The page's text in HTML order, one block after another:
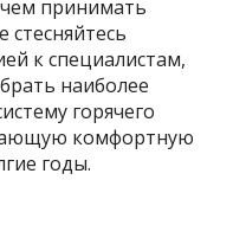
принимать
к специалистам,
наиболее
горячего
комфортную
годы.